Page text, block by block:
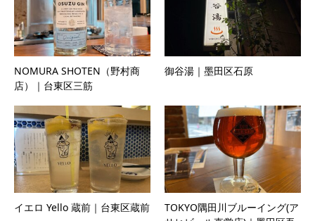
NOMURA SHOTEN（野村商
店）｜台東区三筋
御谷湯｜墨田区石原
イエロ Yello 蔵前｜台東区蔵前
TOKYO隅田川ブルーイング(ア